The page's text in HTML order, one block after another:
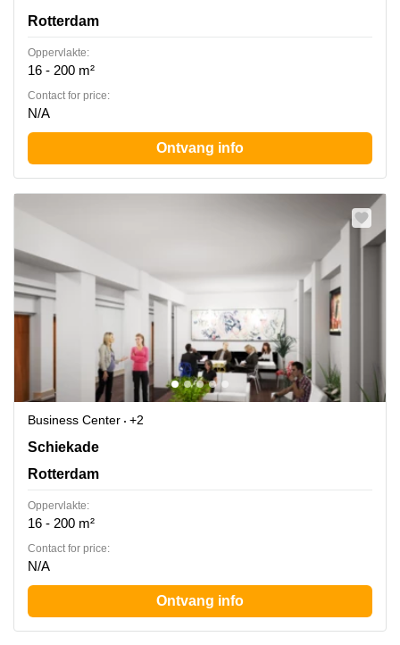
Rotterdam
Oppervlakte:
16 - 200 m²
Contact for price:
N/A
Ontvang info
Business Center
+2
Schiekade 830, Rotterdam
Schiekade
Rotterdam
Oppervlakte:
16 - 200 m²
Contact for price:
N/A
Ontvang info